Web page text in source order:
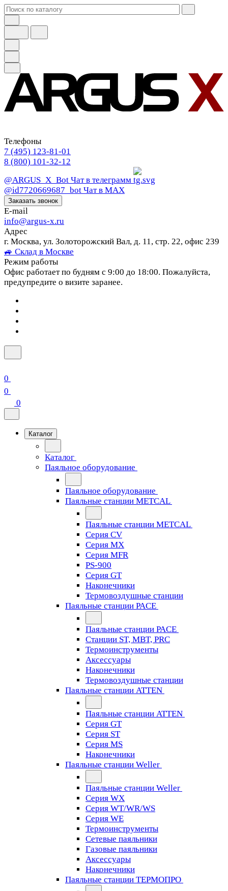
Телефоны
7 (495) 123-81-01
8 (800) 101-32-12
@ARGUS_X_Bot Чат в телеграмм
@id7720669687_bot Чат в МАХ
Заказать звонок
E-mail
info@argus-x.ru
Адрес
г. Москва, ул. Золоторожский Вал, д. 11, стр. 22, офис 239
🚙 Склад в Москве
Режим работы
Офис работает по будням с 9:00 до 18:00. Пожалуйста,
предупредите о визите заранее.
0
0
0
Каталог
Каталог
Паяльное оборудование
Паяльное оборудование
Паяльные станции METCAL
Паяльные станции METCAL
Серия CV
Серия MX
Серия MFR
PS-900
Серия GT
Наконечники
Термовоздушные станции
Паяльные станции PACE
Паяльные станции PACE
Станции ST, MBT, PRC
Термоинструменты
Аксессуары
Наконечники
Термовоздушные станции
Паяльные станции ATTEN
Паяльные станции ATTEN
Серия GT
Серия ST
Серия MS
Наконечники
Паяльные станции Weller
Паяльные станции Weller
Серия WX
Серия WT/WR/WS
Серия WE
Термоинструменты
Сетевые паяльники
Газовые паяльники
Аксессуары
Наконечники
Паяльные станции ТЕРМОПРО